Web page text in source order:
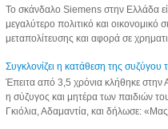
Το σκάνδαλο Siemens στην Ελλάδα
μεγαλύτερο πολιτικό και οικονομικό
μεταπολίτευσης και αφορά σε
Συγκλονίζει η κατάθεση της συζύγου
Έπειτα από 3,5 χρόνια κλήθηκε στην
η σύζυγος και μητέρα των παιδιών
Γκιόλια, Αδαμαντία, και δήλωσε: «Μας